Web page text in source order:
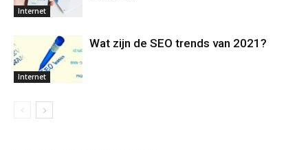
Internet
Internet
Wat zijn de SEO trends van 2021?